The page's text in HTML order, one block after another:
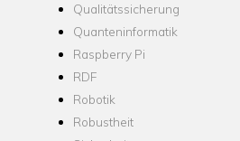
Qualitätssicherung
Quanteninformatik
Raspberry Pi
RDF
Robotik
Robustheit